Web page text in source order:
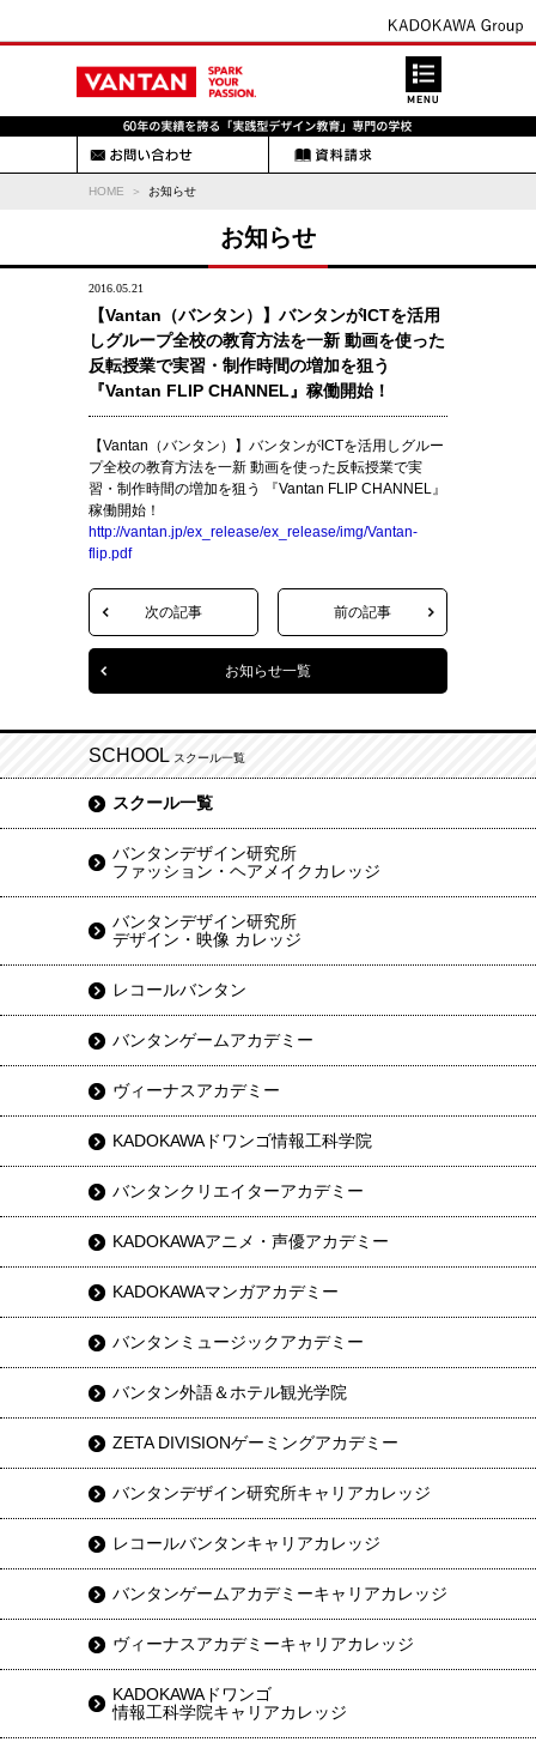
HOME お知らせ
お知らせ
2016.05.21
【Vantan（バンタン）】バンタンがICTを活用
しグループ全校の教育方法を一新 動画を使った
反転授業で実習・制作時間の増加を狙う
『Vantan FLIP CHANNEL』稼働開始！
【Vantan（バンタン）】バンタンがICTを活用しグルー
プ全校の教育方法を一新 動画を使った反転授業で実
習・制作時間の増加を狙う 『Vantan FLIP CHANNEL』
稼働開始！
http://vantan.jp/ex_release/ex_release/img/Vantan-
flip.pdf
次の記事 前の記事
お知らせ一覧
SCHOOL スクール一覧
スクール一覧
バンタンデザイン研究所
ファッション・ヘアメイクカレッジ
バンタンデザイン研究所
デザイン・映像 カレッジ
レコールバンタン
バンタンゲームアカデミー
ヴィーナスアカデミー
KADOKAWAドワンゴ情報工科学院
バンタンクリエイターアカデミー
KADOKAWAアニメ・声優アカデミー
KADOKAWAマンガアカデミー
バンタンミュージックアカデミー
バンタン外語＆ホテル観光学院
ZETA DIVISIONゲーミングアカデミー
バンタンデザイン研究所キャリアカレッジ
レコールバンタンキャリアカレッジ
バンタンゲームアカデミーキャリアカレッジ
ヴィーナスアカデミーキャリアカレッジ
KADOKAWAドワンゴ
情報工科学院キャリアカレッジ